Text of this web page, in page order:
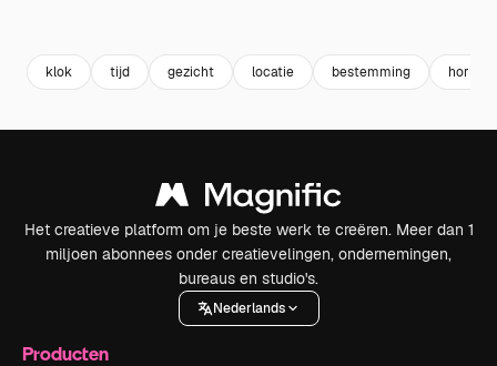
klok tijd gezicht locatie bestemming horloge
Het creatieve platform om je beste werk te creëren. Meer dan 1
miljoen abonnees onder creatievelingen, ondernemingen,
bureaus en studio's.
Nederlands
Producten